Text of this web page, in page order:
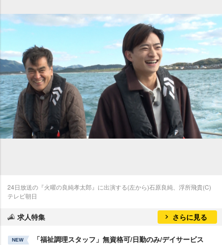
24日放送の『火曜の良純孝太郎』に出演する(左から)石原良純、浮所飛貴(C)
テレビ朝日
求人特集 さらに見る
NEW 「福祉調理スタッフ」無資格可/日勤のみ/デイサービス